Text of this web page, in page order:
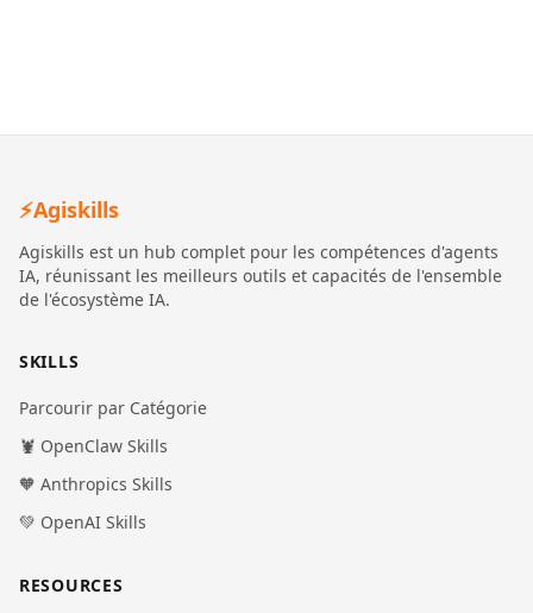
⚡Agiskills
Agiskills est un hub complet pour les compétences d'agents
IA, réunissant les meilleurs outils et capacités de l'ensemble
de l'écosystème IA.
SKILLS
Parcourir par Catégorie
🦞 OpenClaw Skills
🧡 Anthropics Skills
💚 OpenAI Skills
RESOURCES